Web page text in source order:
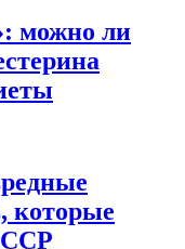
можно ли
которые